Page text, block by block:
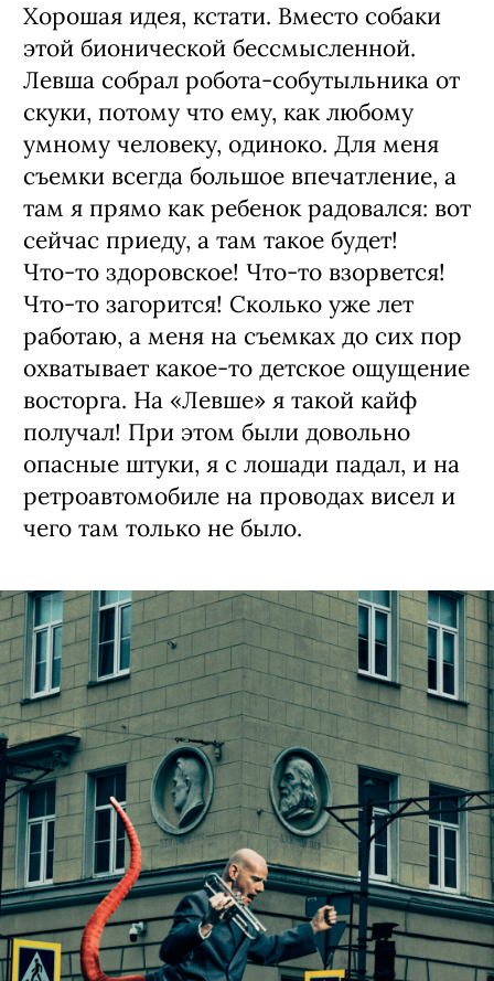
Хорошая идея, кстати. Вместо соба­ки
этой бионической бессмыслен­ной.
Левша собрал робота-собутыльника от
скуки, потому что ему, как любо­му
умному человеку, оди­ноко. Для меня
съемки всегда большое впечатление, а
там я прямо как ребенок ра­довался: вот
сейчас приеду, а там такое бу­дет!
Что‑то здоровское! Что‑то взорвется!
Что-то загорится! Сколько уже лет
рабо­таю, а меня на съемках до сих пор
охваты­вает какое‑то детское ощущение
востор­га. На «Левше» я такой кайф
получал! При этом были довольно
опасные штуки, я с ло­шади падал, и на
ретроавтомобиле на про­водах висел и
чего там только не было.